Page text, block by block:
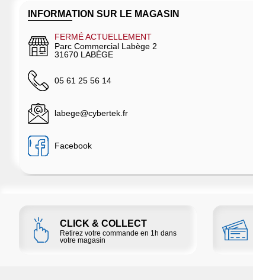
INFORMATION SUR LE MAGASIN
FERMÉ ACTUELLEMENT
Parc Commercial Labège 2
31670 LABÈGE
05 61 25 56 14
labege@cybertek.fr
Facebook
CLICK & COLLECT
Retirez votre commande en 1h dans
votre magasin